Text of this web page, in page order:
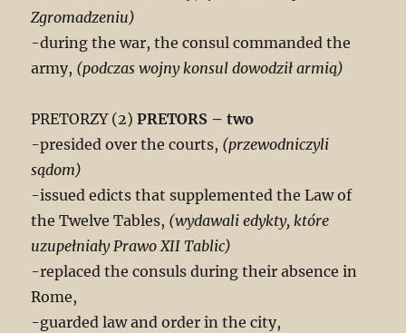
Zgromadzeniu)
-during the war, the consul commanded the
army, (podczas wojny konsul dowodził armią)
PRETORZY (2)PRETORS – two
-presided over the courts, (przewodniczyli
sądom)
-issued edicts that supplemented the Law of
the Twelve Tables, (wydawali edykty, które
uzupełniały Prawo XII Tablic)
-replaced the consuls during their absence in
Rome,
-guarded law and order in the city,